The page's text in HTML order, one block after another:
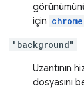
için
"background"
Uzantının
dosyasını